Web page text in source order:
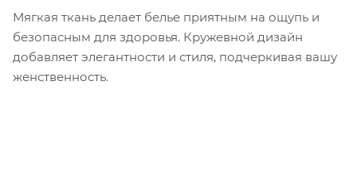
Мягкая ткань делает белье приятным на ощупь и
безопасным для здоровья. Кружевной дизайн
добавляет элегантности и стиля, подчеркивая вашу
женственность.